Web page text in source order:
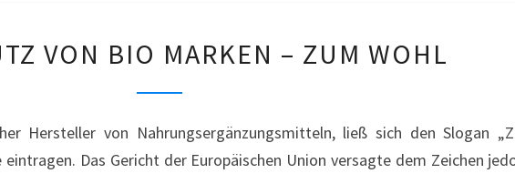
SCHUTZ
MARKEN
–
VON BIO MARKEN – ZUM WOHL
Hersteller von Nahrungsergänzungsmitteln, ließ sich den Slogan
Das Gericht der Europäischen Union versagte dem Zeichen